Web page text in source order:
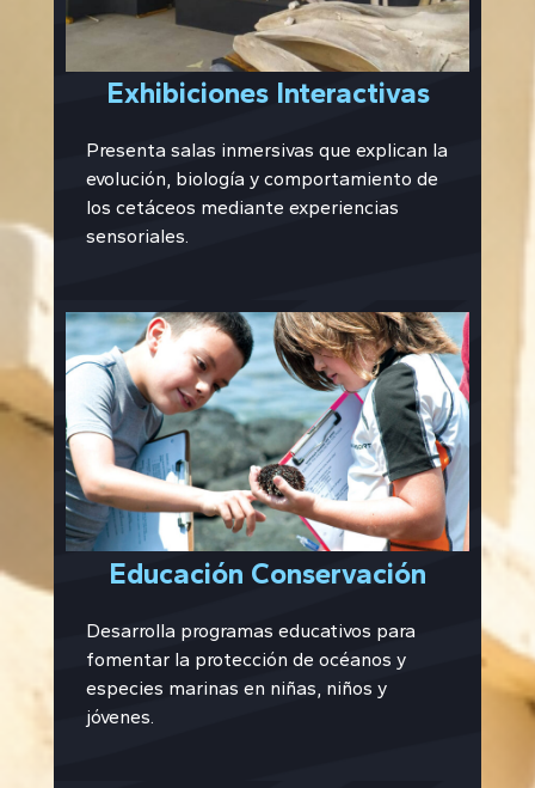
Exhibiciones Interactivas
Presenta salas inmersivas que explican la
evolución, biología y comportamiento de
los cetáceos mediante experiencias
sensoriales.
Educación Conservación
Desarrolla programas educativos para
fomentar la protección de océanos y
especies marinas en niñas, niños y
jóvenes.